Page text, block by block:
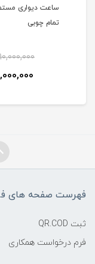
تمام چوبی
10,000,000
فهرست صفحه های
ثبت QR.COD
فرم درخواست همکاری